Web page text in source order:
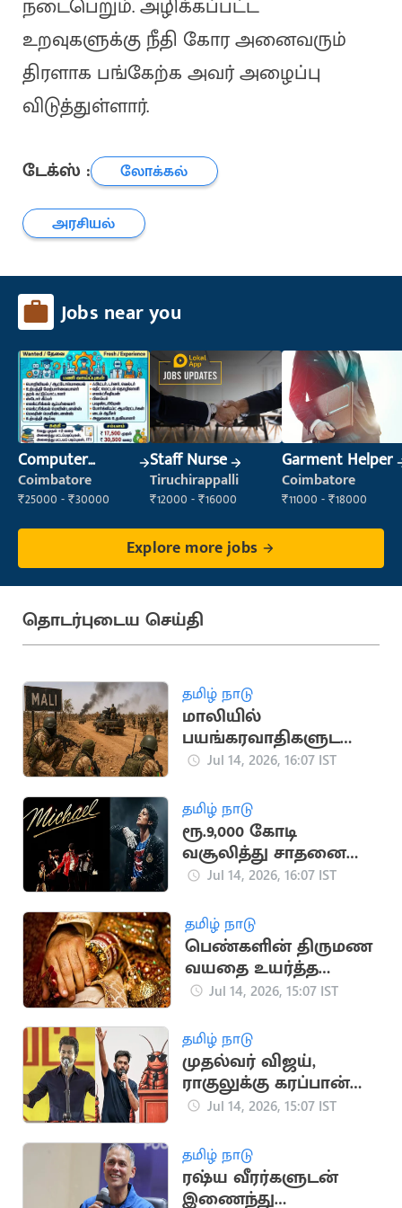
நடைபெறும். அழிக்கப்பட்ட
உறவுகளுக்கு நீதி கோர அனைவரும்
திரளாக பங்கேற்க அவர் அழைப்பு
விடுத்துள்ளார்.
டேக்ஸ் :
லோக்கல்
அரசியல்
Jobs near you
Computer
Operator
Coimbatore
₹25000 - ₹30000
Staff Nurse
Tiruchirappalli
₹12000 - ₹16000
Garment Helper
Coimbatore
₹11000 - ₹18000
Explore more jobs
தொடர்புடைய செய்தி
தமிழ் நாடு
மாலியில்
பயங்கரவாதிகளுடனா
ன மோதலில் 30
Jul 14, 2026, 16:07 IST
தமிழ் நாடு
ரூ.9,000 கோடி
வசூலித்து சாதனை
படைத்த மைக்கேல்
Jul 14, 2026, 16:07 IST
தமிழ் நாடு
பெண்களின் திருமண
வயதை உயர்த்த
மத்திய அரசு
Jul 14, 2026, 15:07 IST
தமிழ் நாடு
முதல்வர் விஜய்,
ராகுலுக்கு கரப்பான்
பூச்சி கட்சி போராட
Jul 14, 2026, 15:07 IST
தமிழ் நாடு
ரஷ்ய வீரர்களுடன்
இணைந்து